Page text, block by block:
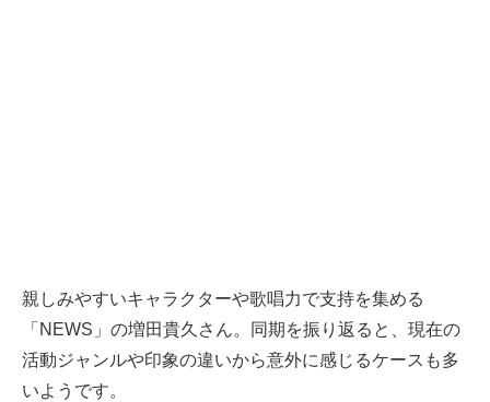
親しみやすいキャラクターや歌唱力で支持を集める
「NEWS」の増田貴久さん。同期を振り返ると、現在の
活動ジャンルや印象の違いから意外に感じるケースも多
いようです。